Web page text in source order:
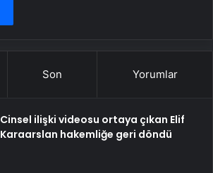
Son Yorumlar
Cinsel ilişki videosu ortaya çıkan Elif
Karaarslan hakemliğe geri döndü